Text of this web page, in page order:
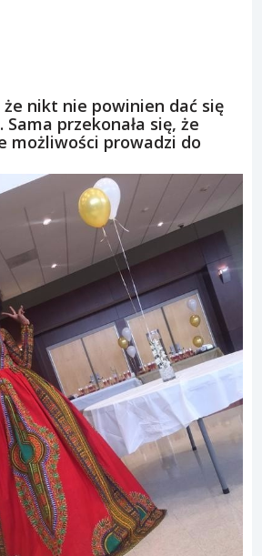
że nikt nie powinien dać się
przekonała się, że
możliwości prowadzi do